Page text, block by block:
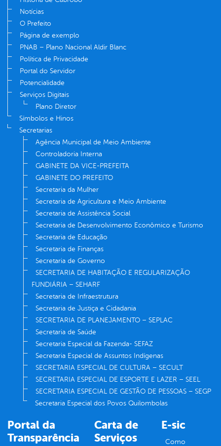
Notícias
O Prefeito
Página de exemplo
PNAB – Plano Nacional Aldir Blanc
Política de Privacidade
Portal do Servidor
Potencialidade
Serviços Digitais
Plano Diretor
Símbolos e Hinos
Secretarias
Agência Municipal de Meio Ambiente
Controladoria Interna
GABINETE DA VICE-PREFEITA
GABINETE DO PREFEITO
Secretaria da Mulher
Secretaria de Agricultura e Meio Ambiente
Secretaria de Assistência Social
Secretaria de Desenvolvimento Econômico e Turismo
Secretaria de Educação
Secretaria de Finanças
Secretaria de Governo
SECRETARIA DE HABITAÇÃO E REGULARIZAÇÃO
FUNDIÁRIA – SEHARF
Secretaria de Infraestrutura
Secretaria de Justiça e Cidadania
SECRETARIA DE PLANEJAMENTO – SEPLAC
Secretaria de Saúde
Secretaria Especial da Fazenda- SEFAZ
Secretaria Especial de Assuntos Indígenas
SECRETARIA ESPECIAL DE CULTURA – SECULT
SECRETARIA ESPECIAL DE ESPORTE E LAZER – SEEL
SECRETARIA ESPECIAL DE GESTÃO DE PESSOAS – SEGP
Secretaria Especial dos Povos Quilombolas
Portal da
Transparência
Carta de
Serviços
E-sic
Como